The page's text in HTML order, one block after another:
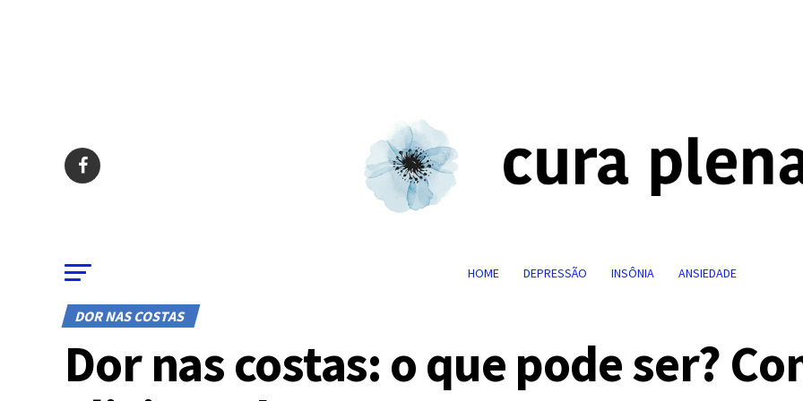
HOME DEPRESSÃO INSÔNIA ANSIEDADE
DOR NAS COSTAS
Dor nas costas: o que pode ser?